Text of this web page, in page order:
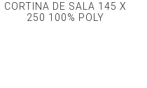
CORTINA DE SALA 145 X
250 100% POLY